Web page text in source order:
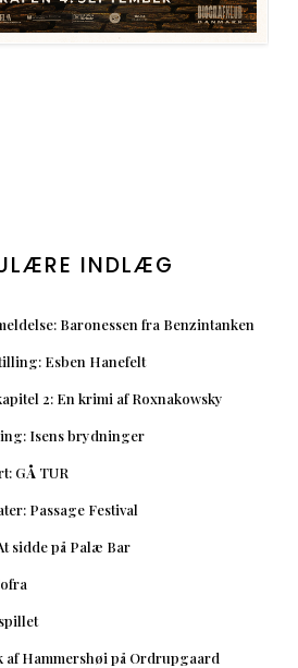
INDLÆG
Baronessen fra Benzintanken
Esben Hanefelt
2: En krimi af Roxnakowsky
Isens brydninger
GÅ TUR
Passage Festival
sidde på Palæ Bar
af Hammershøi på Ordrupgaard